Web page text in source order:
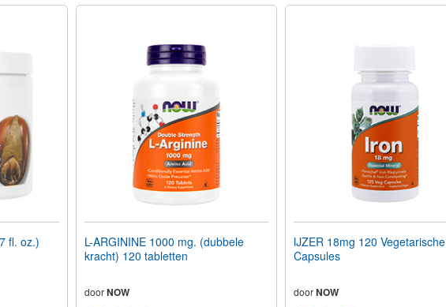
fl. oz.)
L-ARGININE 1000 mg. (dubbele
kracht) 120 tabletten
doorNOW
IJZER 18mg 120 Vegetarische
Capsules
door NOW